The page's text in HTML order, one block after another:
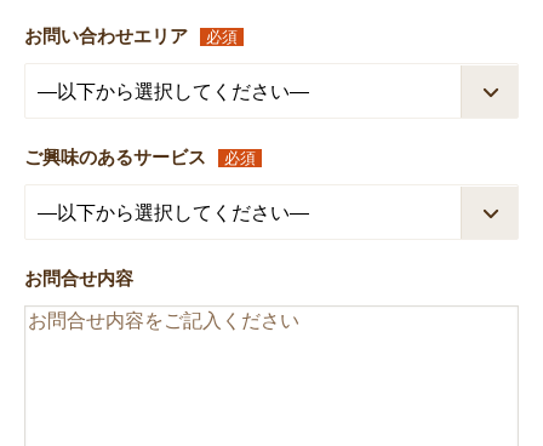
お問い合わせエリア 必須
ご興味のあるサービス 必須
お問合せ内容